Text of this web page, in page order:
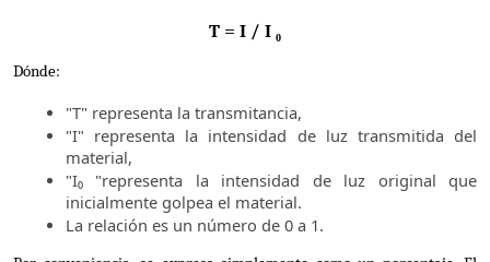
T = I / I ₀
Dónde:
"T" representa la transmitancia,
"I" representa la intensidad de luz transmitida del
material,
"I₀ "representa la intensidad de luz original que
inicialmente golpea el material.
La relación es un número de 0 a 1.